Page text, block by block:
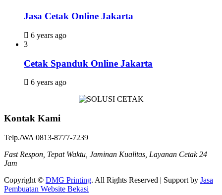
Jasa Cetak Online Jakarta
6 years ago
3
Cetak Spanduk Online Jakarta
6 years ago
Kontak Kami
Telp./WA 0813-8777-7239
Fast Respon, Tepat Waktu, Jaminan Kualitas, Layanan Cetak 24
Jam
Copyright © DMG Printing. All Rights Reserved | Support by Jasa
Pembuatan Website Bekasi